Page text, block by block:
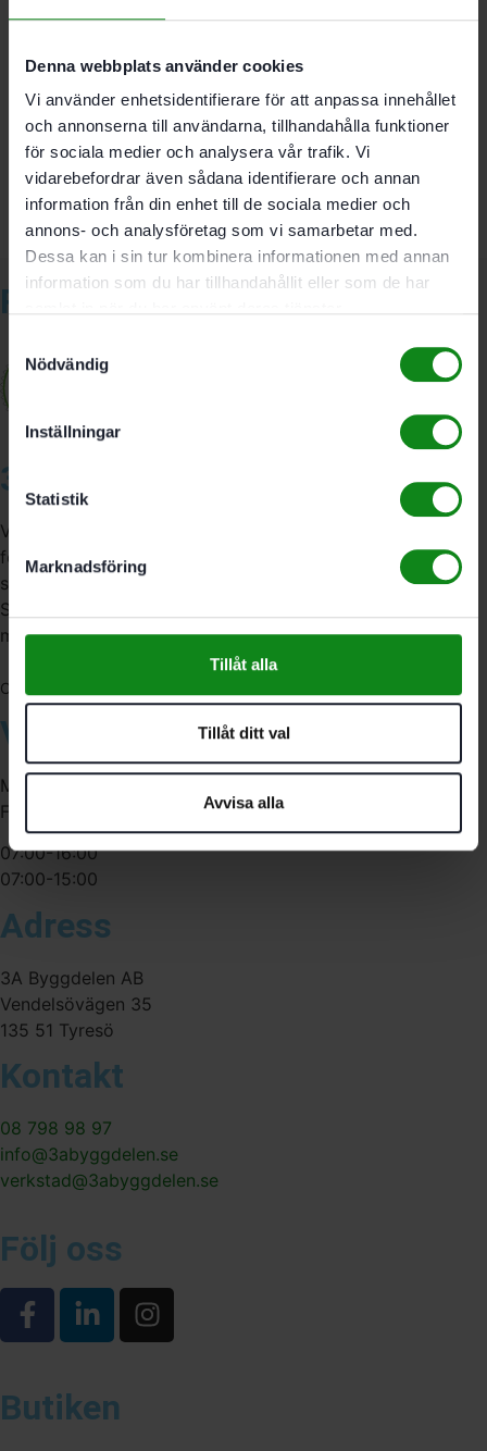
Denna webbplats använder cookies
Vi använder enhetsidentifierare för att anpassa innehållet
och annonserna till användarna, tillhandahålla funktioner
för sociala medier och analysera vår trafik. Vi
vidarebefordrar även sådana identifierare och annan
information från din enhet till de sociala medier och
annons- och analysföretag som vi samarbetar med.
Dessa kan i sin tur kombinera informationen med annan
information som du har tillhandahållit eller som de har
Nödvändig
Inställningar
Statistik
Marknadsföring
Tillåt alla
Tillåt ditt val
Avvisa alla
Det finns inga recensioner än.
Bli först med att recensera ”Festool Tillbehörsset ZS
FS-EP TS/TSC55”
inloggad för att skriva en recension.
Relaterade produkter
3A Byggdelen
Vi är återförsäljare av elverktyg, tillbehör, infästning och
förbrukningsmaterial. Vi har en fysisk butik och
serviceverkstad i Stockholm samt en e-handel för hela
Sverige. Av oss får du professionell service av
medarbetare med gedigen erfarenhet.
Org. nr:
Våra öppettider
Måndag-Torsdag:
Fredag:
07:00-16:00
07:00-15:00
Adress
3A Byggdelen AB
Vendelsövägen 35
135 51 Tyresö
Kontakt
08 798 98 97
info@3abyggdelen.se
verkstad@3abyggdelen.se
Följ oss
Butiken